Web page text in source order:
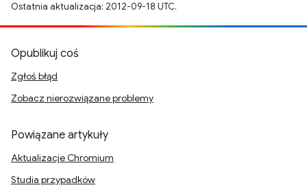
Ostatnia aktualizacja: 2012-09-18 UTC.
Opublikuj coś
Zgłoś błąd
Zobacz nierozwiązane problemy
Powiązane artykuły
Aktualizacje Chromium
Studia przypadków